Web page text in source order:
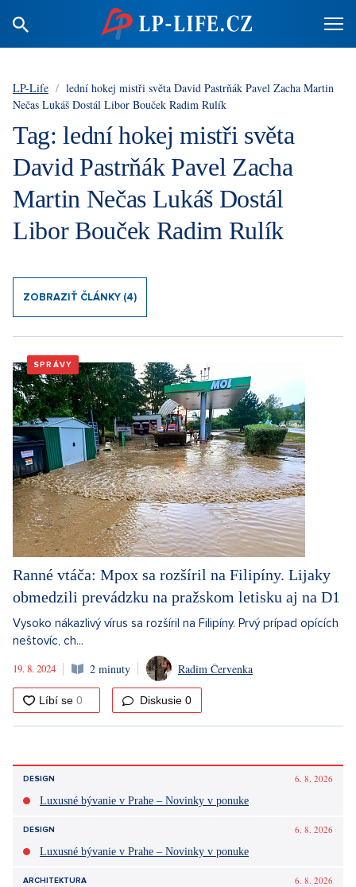
LP-Life / lední hokej mistři světa David Pastrňák Pavel Zacha Martin
Nečas Lukáš Dostál Libor Bouček Radim Rulík
Tag: lední hokej mistři světa
David Pastrňák Pavel Zacha
Martin Nečas Lukáš Dostál
Libor Bouček Radim Rulík
ZOBRAZIŤ ČLÁNKY (4)
SPRÁVY
Ranné vtáča: Mpox sa rozšíril na Filipíny. Lijaky
obmedzili prevádzku na pražskom letisku aj na D1
Vysoko nákazlivý vírus sa rozšíril na Filipíny. Prvý prípad opících
neštovíc, ch...
19. 8. 2024
2 minuty Radim Červenka
Diskusie 0
DESIGN
6. 8. 2026
Luxusné bývanie v Prahe – Novinky v ponuke
DESIGN
6. 8. 2026
Luxusné bývanie v Prahe – Novinky v ponuke
ARCHITEKTURA
6. 8. 2026